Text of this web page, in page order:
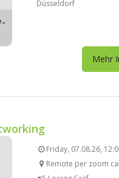
Düsseldorf
Mehr
Friday, 07.08.26,
Remote per zoom